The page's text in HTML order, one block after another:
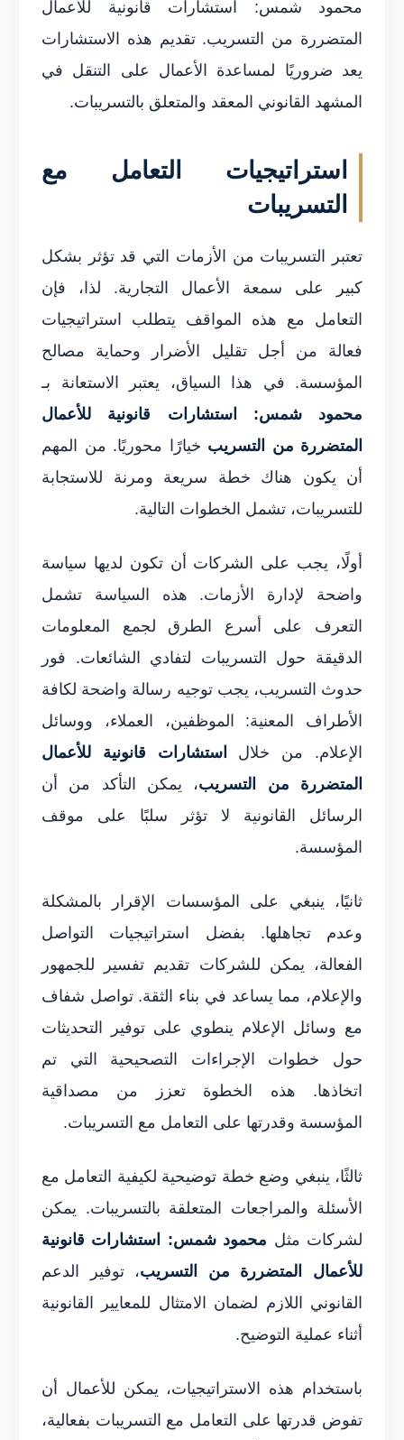
محمود شمس: استشارات قانونية للأعمال
المتضررة من التسريب. تقديم هذه الاستشارات
يعد ضروريًا لمساعدة الأعمال على التنقل في
المشهد القانوني المعقد والمتعلق بالتسريبات.
استراتيجيات التعامل مع
التسريبات
تعتبر التسريبات من الأزمات التي قد تؤثر بشكل
كبير على سمعة الأعمال التجارية. لذا، فإن
التعامل مع هذه المواقف يتطلب استراتيجيات
فعالة من أجل تقليل الأضرار وحماية مصالح
المؤسسة. في هذا السياق، يعتبر الاستعانة بـ
محمود شمس: استشارات قانونية للأعمال
المتضررة من التسريب خيارًا محوريًا. من المهم
أن يكون هناك خطة سريعة ومرنة للاستجابة
للتسريبات، تشمل الخطوات التالية.
أولًا، يجب على الشركات أن تكون لديها سياسة
واضحة لإدارة الأزمات. هذه السياسة تشمل
التعرف على أسرع الطرق لجمع المعلومات
الدقيقة حول التسريبات لتفادي الشائعات. فور
حدوث التسريب، يجب توجيه رسالة واضحة لكافة
الأطراف المعنية: الموظفين، العملاء، ووسائل
الإعلام. من خلال
استشارات قانونية للأعمال
المتضررة من التسريب، يمكن التأكد من أن
الرسائل القانونية لا تؤثر سلبًا على موقف
المؤسسة.
ثانيًا، ينبغي على المؤسسات الإقرار بالمشكلة
وعدم تجاهلها. بفضل استراتيجيات التواصل
الفعالة، يمكن للشركات تقديم تفسير للجمهور
والإعلام، مما يساعد في بناء الثقة. تواصل شفاف
مع وسائل الإعلام ينطوي على توفير التحديثات
حول خطوات الإجراءات التصحيحية التي تم
اتخاذها. هذه الخطوة تعزز من مصداقية
المؤسسة وقدرتها على التعامل مع التسريبات.
ثالثًا، ينبغي وضع خطة توضيحية لكيفية التعامل مع
الأسئلة والمراجعات المتعلقة بالتسريبات. يمكن
لشركات مثل محمود شمس: استشارات قانونية
للأعمال المتضررة من التسريب، توفير الدعم
القانوني اللازم لضمان الامتثال للمعايير القانونية
أثناء عملية التوضيح.
باستخدام هذه الاستراتيجيات، يمكن للأعمال أن
تفوض قدرتها على التعامل مع التسريبات بفعالية،